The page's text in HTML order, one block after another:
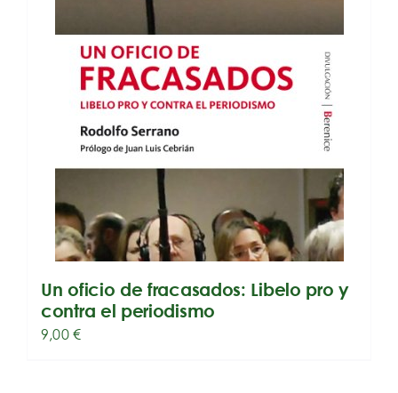
Un oficio de fracasados: Libelo pro y
contra el periodismo
9,00€